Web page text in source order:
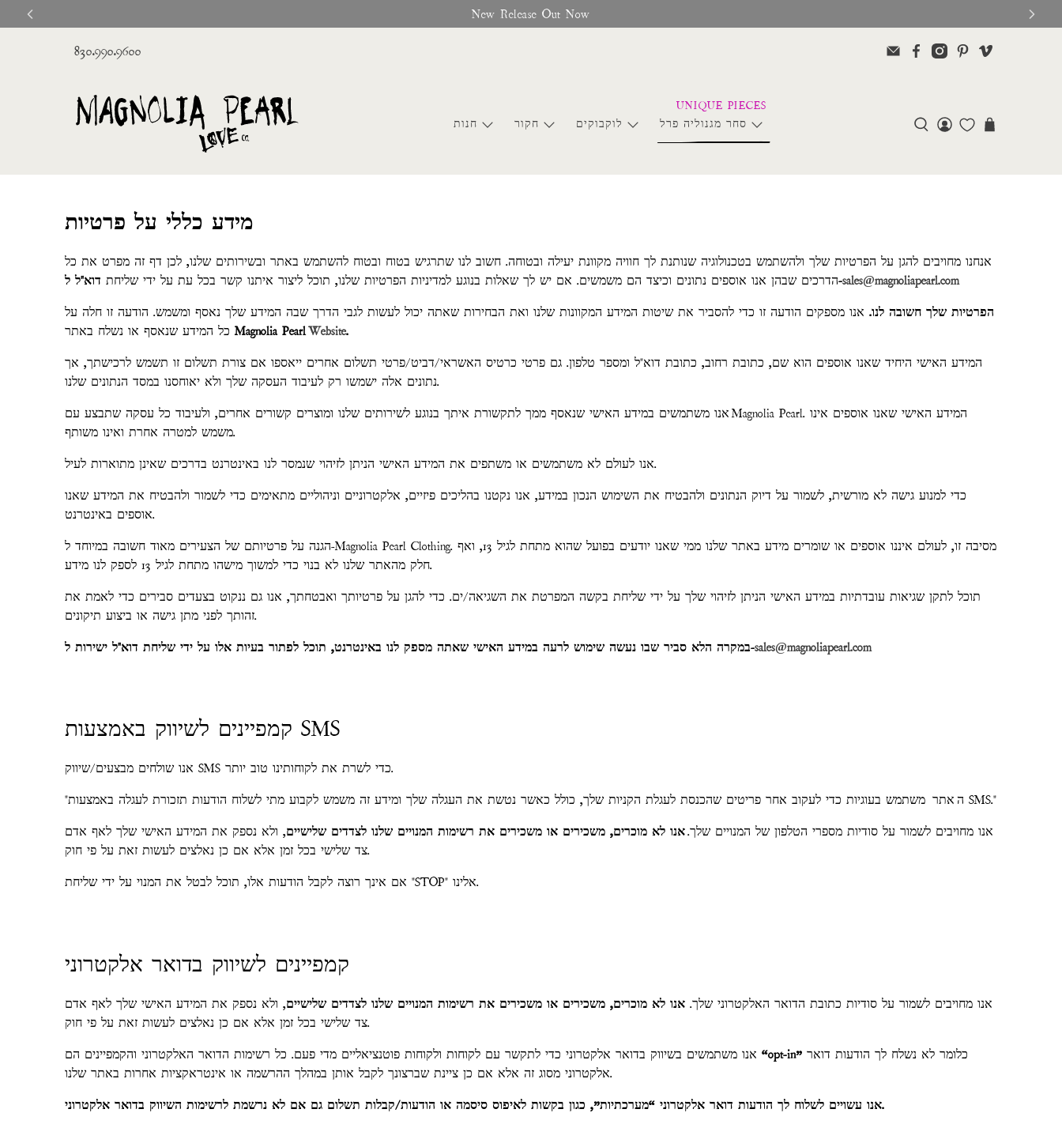
New Release Out Now
830.990.9600
חנות חקור לוקבוקים סחר מגנוליה פרל
מידע כללי על פרטיות
אנחנו מחויבים להגן על הפרטיות שלך ולהשתמש בטכנולוגיה שנותנת לך חוויה מקוונת יעילה ובטוחה. חשוב לנו שתרגיש בטוח ובטוח להשתמש באתר ובשירותים שלנו, לכן דף זה מפרט את כל
הדרכים שבהן אנו אוספים נתונים וכיצד הם משמשים. אם יש לך שאלות בנוגע למדיניות הפרטיות שלנו, תוכל ליצור איתנו קשר בכל עת על ידי שליחתדוא"ל ל-sales@magnoliapearl.com
הפרטיות שלך חשובה לנו. אנו מספקים הודעה זו כדי להסביר את שיטות המידע המקוונות שלנו ואת הבחירות שאתה יכול לעשות לגבי הדרך שבה המידע שלך נאסף ומשמש. הודעה זו חלה על
Magnolia PearlWebsite.
המידע האישי היחיד שאנו אוספים הוא שם, כתובת רחוב, כתובת דוא"ל ומספר טלפון. גם פרטי כרטיס האשראי/דביט/פרטי תשלום אחרים ייאספו אם צורת תשלום זו תשמש לרכישתך, אך
נתונים אלה ישמשו רק לעיבוד העסקה שלך ולא יאוחסנו במסד הנתונים שלנו.
אנו משתמשים במידע האישי שנאסף ממך לתקשורת איתך בנוגע לשירותים שלנו ומוצרים קשורים אחרים, ולעיבוד כל עסקה שתבצע עם Magnolia Pearl. המידע האישי שאנו אוספים אינו
משמש למטרה אחרת ואינו משותף.
אנו לעולם לא משתמשים או משתפים את המידע האישי הניתן לזיהוי שנמסר לנו באינטרנט בדרכים שאינן מתוארות לעיל.
כדי למנוע גישה לא מורשית, לשמור על דיוק הנתונים ולהבטיח את השימוש הנכון במידע, אנו נקטנו בהליכים פיזיים, אלקטרוניים וניהוליים מתאימים כדי לשמור ולהבטיח את המידע שאנו
אוספים באינטרנט.
הגנה על פרטיותם של הצעירים מאוד חשובה במיוחד ל-Magnolia Pearl Clothing. מסיבה זו, לעולם איננו אוספים או שומרים מידע באתר שלנו ממי שאנו יודעים בפועל שהוא מתחת לגיל 13, ואף
חלק מהאתר שלנו לא בנוי כדי למשוך מישהו מתחת לגיל 13 לספק לנו מידע.
תוכל לתקן שגיאות עובדתיות במידע האישי הניתן לזיהוי שלך על ידי שליחת בקשה המפרטת את השגיאה/ים. כדי להגן על פרטיותך ואבטחתך, אנו גם ננקוט בצעדים סבירים כדי לאמת את
זהותך לפני מתן גישה או ביצוע תיקונים.
במקרה הלא סביר שבו נעשה שימוש לרעה במידע האישי שאתה מספק לנו באינטרנט, תוכל לפתור בעיות אלו על ידי שליחת דוא"ל ישירות ל-sales@magnoliapearl.com
קמפיינים לשיווק באמצעות SMS
אנו שולחים מבצעים/שיווק SMS כדי לשרת את לקוחותינו טוב יותר.
"ה אתר
משתמש בעוגיות כדי לעקוב אחר פריטים שהכנסת לעגלת הקניות שלך, כולל כאשר נטשת את העגלה שלך ומידע זה משמש לקבוע מתי לשלוח הודעות תזכורת לעגלה באמצעות SMS."
אנו מחויבים לשמור על סודיות מספרי הטלפון של המנויים שלך.אנו לא מוכרים, משכירים או משכירים את רשימות המנויים שלנו לצדדים שלישיים, ולא נספק את המידע האישי שלך לאף אדם
צד שלישי בכל זמן אלא אם כן נאלצים לעשות זאת על פי חוק.
אם אינך רוצה לקבל הודעות אלו, תוכל לבטל את המנוי על ידי שליחת "STOP" אלינו.
קמפיינים לשיווק בדואר אלקטרוני
אנו מחויבים לשמור על סודיות כתובת הדואר האלקטרוני שלך. אנו לא מוכרים, משכירים או משכירים את רשימות המנויים שלנו לצדדים שלישיים, ולא נספק את המידע האישי שלך לאף אדם
צד שלישי בכל זמן אלא אם כן נאלצים לעשות זאת על פי חוק.
“opt-in”
אלקטרוני מסוג זה אלא אם כן ציינת שברצונך לקבל אותן במהלך ההרשמה או אינטראקציות אחרות באתר שלנו.
אנו עשויים לשלוח לך הודעות דואר אלקטרוני “מערכתיות”, כגון בקשות לאיפוס סיסמה או הודעות/קבלות תשלום גם אם לא נרשמת לרשימות השיווק בדואר אלקטרוני.